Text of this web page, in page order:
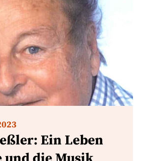
Ein Leben